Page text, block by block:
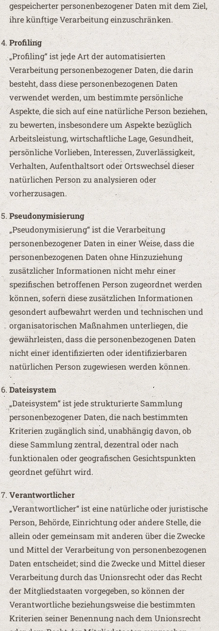
gespeicherter personenbezogener Daten mit dem Ziel,
ihre künftige Verarbeitung einzuschränken.
Profiling
„Profiling“ ist jede Art der automatisierten
Verarbeitung personenbezogener Daten, die darin
besteht, dass diese personenbezogenen Daten
verwendet werden, um bestimmte persönliche
Aspekte, die sich auf eine natürliche Person beziehen,
zu bewerten, insbesondere um Aspekte bezüglich
Arbeitsleistung, wirtschaftliche Lage, Gesundheit,
persönliche Vorlieben, Interessen, Zuverlässigkeit,
Verhalten, Aufenthaltsort oder Ortswechsel dieser
natürlichen Person zu analysieren oder
vorherzusagen.
Pseudonymisierung
„Pseudonymisierung“ ist die Verarbeitung
personenbezogener Daten in einer Weise, dass die
personenbezogenen Daten ohne Hinzuziehung
zusätzlicher Informationen nicht mehr einer
spezifischen betroffenen Person zugeordnet werden
können, sofern diese zusätzlichen Informationen
gesondert aufbewahrt werden und technischen und
organisatorischen Maßnahmen unterliegen, die
gewährleisten, dass die personenbezogenen Daten
nicht einer identifizierten oder identifizierbaren
natürlichen Person zugewiesen werden können.
Dateisystem
„Dateisystem“ ist jede strukturierte Sammlung
personenbezogener Daten, die nach bestimmten
Kriterien zugänglich sind, unabhängig davon, ob
diese Sammlung zentral, dezentral oder nach
funktionalen oder geografischen Gesichtspunkten
geordnet geführt wird.
Verantwortlicher
„Verantwortlicher“ ist eine natürliche oder juristische
Person, Behörde, Einrichtung oder andere Stelle, die
allein oder gemeinsam mit anderen über die Zwecke
und Mittel der Verarbeitung von personenbezogenen
Daten entscheidet; sind die Zwecke und Mittel dieser
Verarbeitung durch das Unionsrecht oder das Recht
der Mitgliedstaaten vorgegeben, so können der
Verantwortliche beziehungsweise die bestimmten
Kriterien seiner Benennung nach dem Unionsrecht